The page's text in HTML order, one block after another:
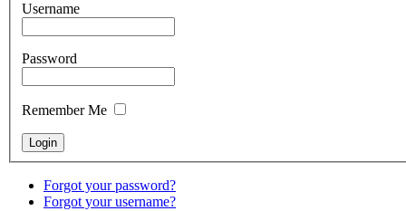
Username
Password
Remember Me
Forgot your password?
Forgot your username?